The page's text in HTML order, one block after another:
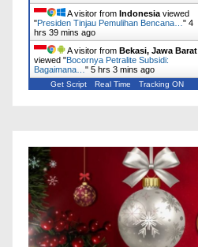
A visitor from Indonesia viewed
"‎Presiden Tinjau Pemulihan Bencana… " 4
hrs 40 mins ago
A visitor from Bekasi, Jawa Barat
viewed "Bocornya Petralite Subsidi:
Bagaimana… " 5 hrs 3 mins ago
Get Script Real Time Tracking ON